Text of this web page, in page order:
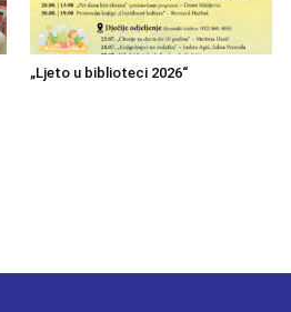
„Ljeto u biblioteci 2026“